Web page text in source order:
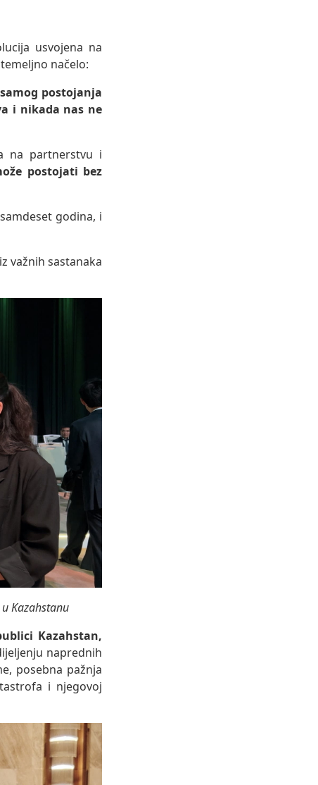
usvojena na
načelo:
postojanja
i nikada nas ne
na partnerstvu i
postojati bez
godina, i
važnih sastanaka
Kazahstanu
Kazahstan,
naprednih
posebna pažnja
i njegovoj